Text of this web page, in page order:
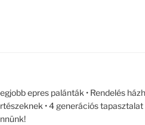
epres palánták • Rendelés
• 4 generációs